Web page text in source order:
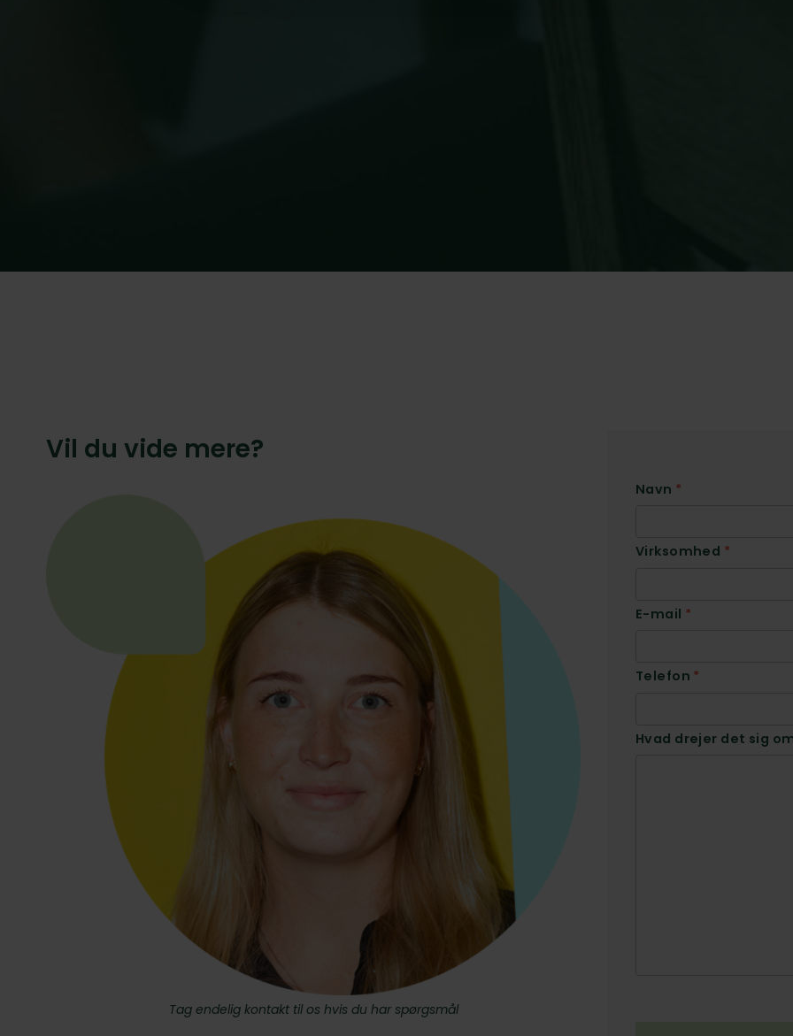
Vil du vide mere?
Tag endelig kontakt til os hvis du har spørgsmål
Navn *
Virksomhed *
E-mail *
Telefon *
Hvad drejer det sig